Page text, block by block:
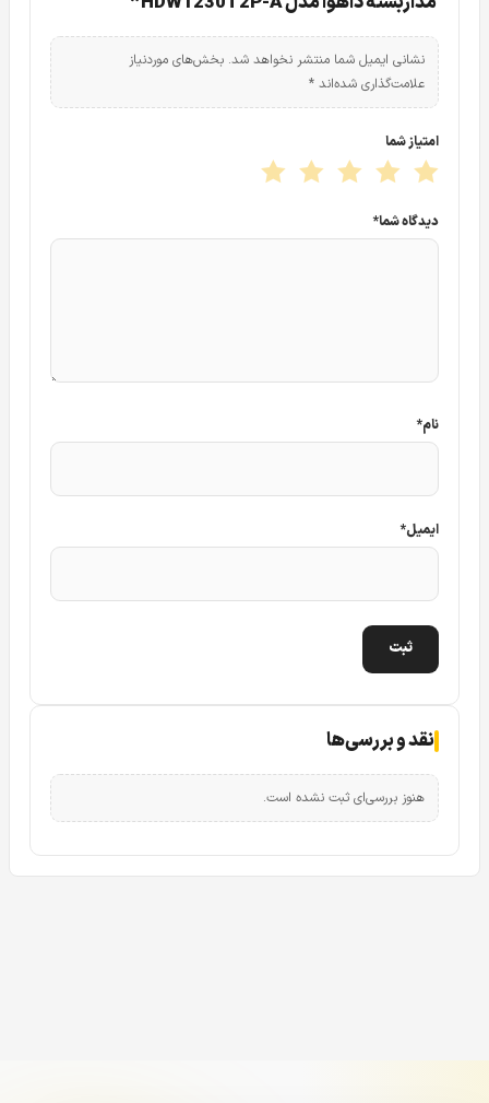
نقد و بررسی‌ها
هنوز بررسی‌ای ثبت نشده است.
نشانی ایمیل شما منتشر نخواهد شد. بخش‌های موردنیاز
علامت‌گذاری شده‌اند *
امتیاز شما
دیدگاه شما*
نام*
ایمیل*